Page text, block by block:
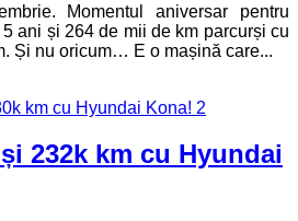
Momentul aniversar pentru
ani și 264 de mii de km parcurși cu
Și nu oricum… E o mașină care...
2
232k km cu Hyundai